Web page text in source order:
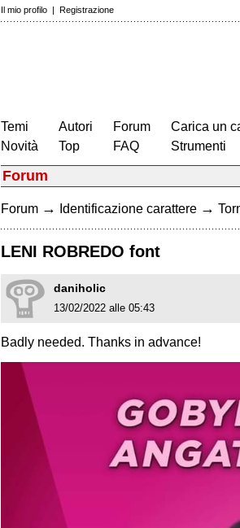
Il mio profilo | Registrazione
Temi
Novità
Autori
Top
Forum
FAQ
Carica un
Strumenti
Forum
Forum → Identificazione carattere →
LENI ROBREDO font
daniholic
13/02/2022 alle 05:43
Badly needed. Thanks in advance!